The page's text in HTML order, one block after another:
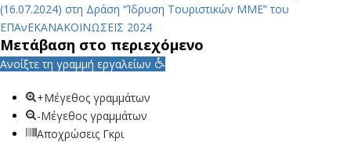
(16.07.2024) στη Δράση “Ίδρυση Τουριστικών ΜΜΕ” του
ΕΠΑνΕΚΑΝΑΚΟΙΝΩΣΕΙΣ 2024
Μετάβαση στο περιεχόμενο
Ανοίξτε τη γραμμή εργαλείων
+Μέγεθος γραμμάτων
-Μέγεθος γραμμάτων
Αποχρώσεις Γκρι